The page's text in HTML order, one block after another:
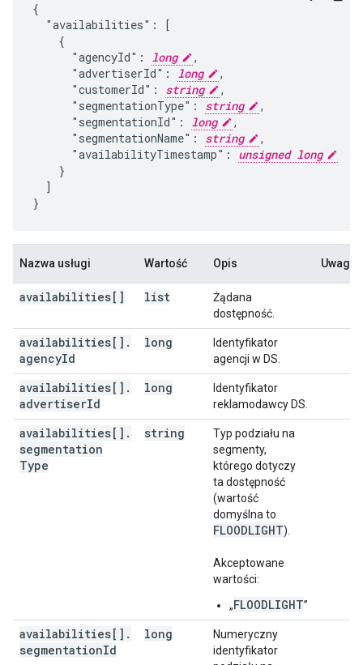
{
  "availabilities": [
    {
      "agencyId":
long
,
      "advertiserId":
long
,
      "customerId":
string
,
      "segmentationType":
string
,
      "segmentationId":
long
,
      "segmentationName":
string
,
      "availabilityTimestamp":
unsigned long
    }
  ]
}
Nazwa usługi Wartość Opis Uwagi
availabilities[] list
Żądana
dostępność.
availabilities[] .
agencyId
long
Identyfikator
agencji w DS.
availabilities[] .
advertiserId
long
Identyfikator
reklamodawcy DS.
availabilities[] .
segmentation
Type
string
Typ podziału na
segmenty,
którego dotyczy
ta dostępność
(wartość
domyślna to
FLOODLIGHT).
Akceptowane
wartości:
„FLOODLIGHT”
availabilities[] .
segmentationId
long
Numeryczny
identyfikator